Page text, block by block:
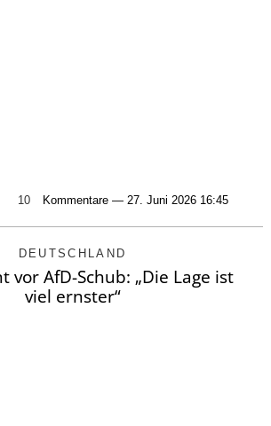
10 Kommentare — 27. Juni 2026 16:45
DEUTSCHLAND
vor AfD-Schub: „Die Lage ist
viel ernster“